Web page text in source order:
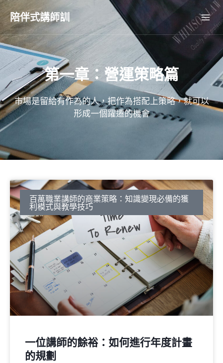
跳
至
主
要
容
陪伴式講師訓
第一章：營運策略篇
市場是留給有作為的人，把作為搭配上策略，就可以
形成一個躍遷的機會
百萬職業講師的商業策略：知識變現必備的獲
利模式與教學技巧
一位講師的餘裕：如何進行年度計畫
的規劃